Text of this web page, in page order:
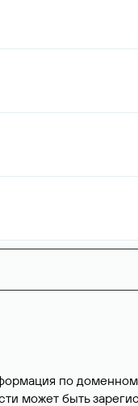
по
может быть